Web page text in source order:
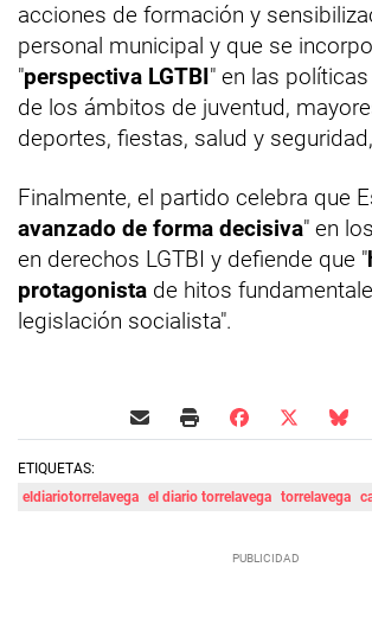
acciones de formación y
personal municipal y que se
"perspectiva LGTBI" en las
de los ámbitos de juventud,
deportes, fiestas, salud y
Finalmente, el partido celebra que
avanzado de forma decisiva" en
en derechos LGTBI y defiende que "
protagonista de hitos
legislación socialista".
ETIQUETAS:
eldiariotorrelavega el diario torrelavega torrelavega